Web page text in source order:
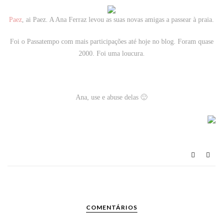
Paez , ai Paez. A Ana Ferraz levou as suas novas amigas a passear à praia.
Foi o Passatempo com mais participações até hoje no blog. Foram quase
2000. Foi uma loucura.
Ana, use e abuse delas 🙂
COMENTÁRIOS